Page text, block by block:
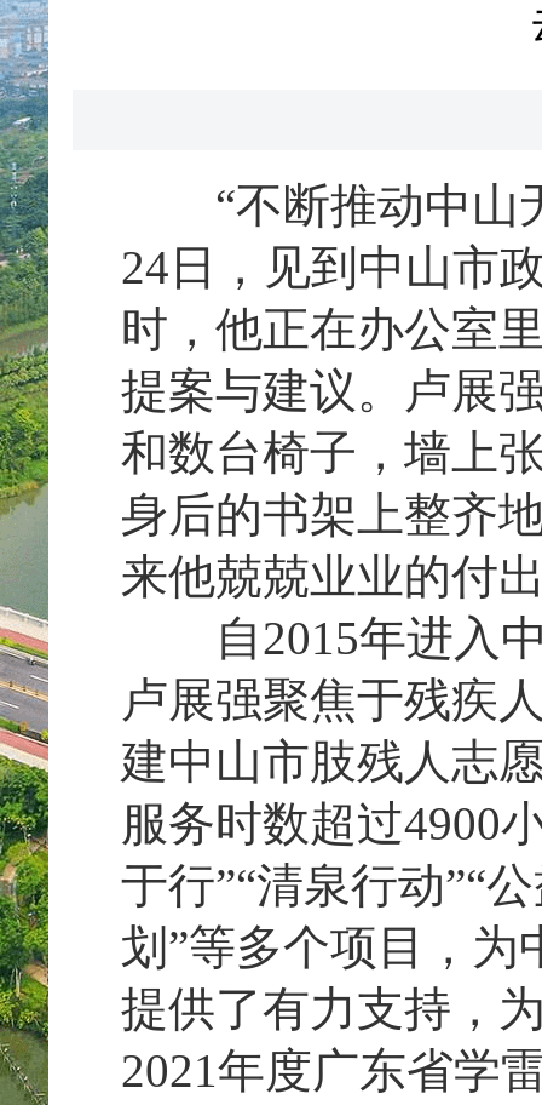
“不断推动中山无
24日，见到中山市
时，他正在办公室
提案与建议。卢展
和数台椅子，墙上
身后的书架上整齐
来他兢兢业业的付
自2015年进入中
卢展强聚焦于残疾
建中山市肢残人志
服务时数超过4900
于行”“清泉行动”“
划”等多个项目，
提供了有力支持，
2021年度广东省学